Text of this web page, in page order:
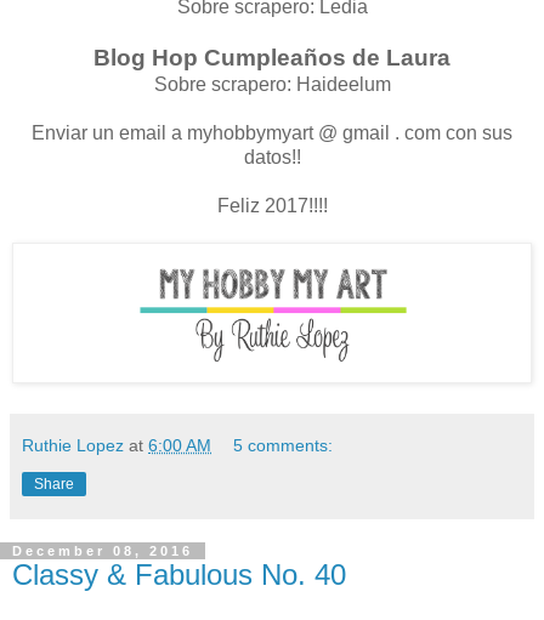
Sobre scrapero: Ledia
Blog Hop Cumpleaños de Laura
Sobre scrapero: Haideelum
Enviar un email a myhobbymyart @ gmail . com con sus
datos!!
Feliz 2017!!!!
Ruthie Lopez at 6:00 AM 5 comments:
Share
December 08, 2016
Classy & Fabulous No. 40